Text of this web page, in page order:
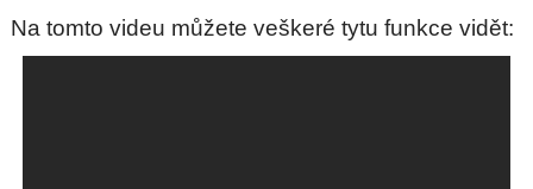
Na tomto videu můžete veškeré tytu funkce vidět: